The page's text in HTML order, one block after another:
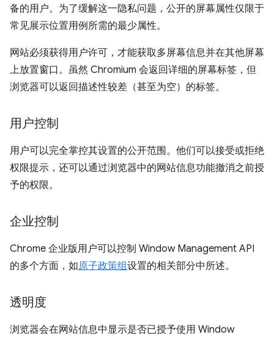
备的用户。为了缓解这一隐私问题，公开的屏幕属性仅限于
常见展示位置用例所需的最少属性。
网站必须获得用户许可，才能获取多屏幕信息并在其他屏幕
上放置窗口。虽然 Chromium 会返回详细的屏幕标签，但
浏览器可以返回描述性较差（甚至为空）的标签。
用户控制
用户可以完全掌控其设置的公开范围。他们可以接受或拒绝
权限提示，还可以通过浏览器中的网站信息功能撤消之前授
予的权限。
企业控制
Chrome 企业版用户可以控制 Window Management API
的多个方面，如原子政策组设置的相关部分中所述。
透明度
浏览器会在网站信息中显示是否已授予使用 Window